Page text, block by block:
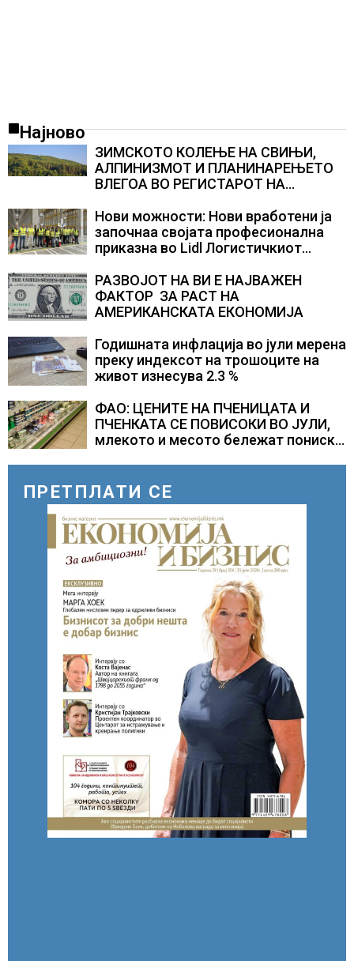
Најново
ЗИМСКОТО КОЛЕЊЕ НА СВИЊИ,
АЛПИНИЗМОТ И ПЛАНИНАРЕЊЕТО
ВЛЕГОА ВО РЕГИСТАРОТ НА
СЛОВЕНИЈА
Нови можности: Нови вработени ја
започнаа својата професионална
приказна во Lidl Логистичкиот
РАЗВОЈОТ НА ВИ Е НАЈВАЖЕН
ФАКТОР ЗА РАСТ НА
АМЕРИКАНСКАТА ЕКОНОМИЈА
Годишната инфлација во јули мерена
преку индексот на трошоците на
живот изнесува 2.3 %
ФАО: ЦЕНИТЕ НА ПЧЕНИЦАТА И
ПЧЕНКАТА СЕ ПОВИСОКИ ВО ЈУЛИ,
млекото и месото бележат пониски
ПРЕТПЛАТИ СЕ